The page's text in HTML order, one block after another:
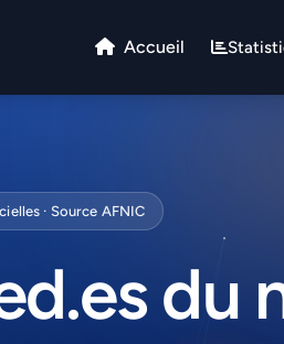
Accueil
· Source AFNIC
du